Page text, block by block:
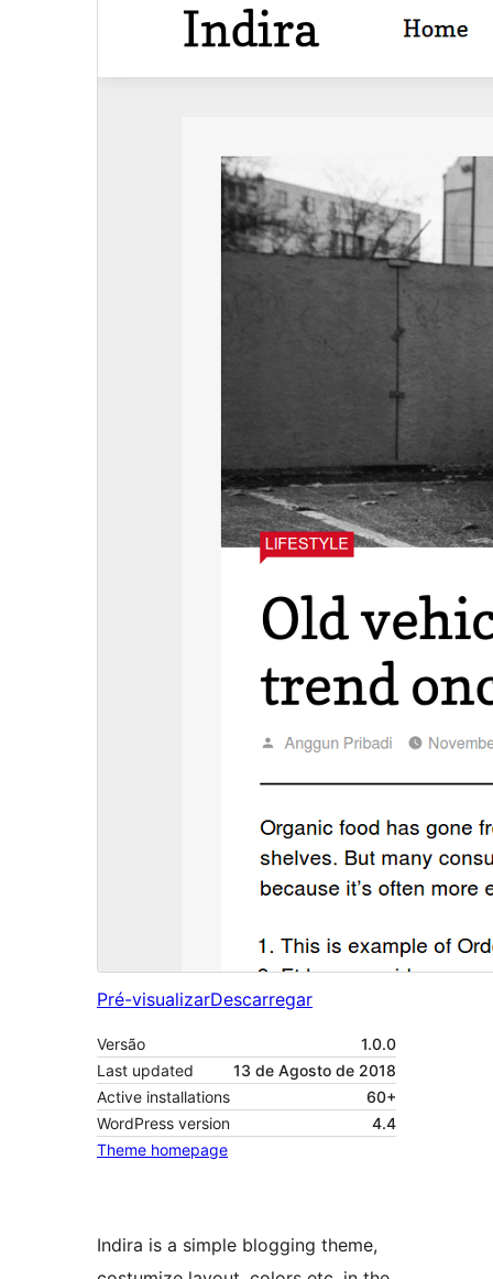
Pré-visualizarDescarregar
Versão
1.0.0
Last updated
13 de Agosto de 2018
Active installations
60+
WordPress version
4.4
Theme homepage
Indira is a simple blogging theme,